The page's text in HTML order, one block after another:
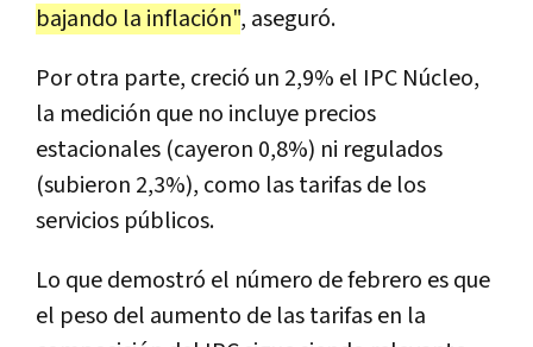
bajando la inflación", aseguró.
Por otra parte, creció un 2,9% el IPC Núcleo,
la medición que no incluye precios
estacionales (cayeron 0,8%) ni regulados
(subieron 2,3%), como las tarifas de los
servicios públicos.
Lo que demostró el número de febrero es que
el peso del aumento de las tarifas en la